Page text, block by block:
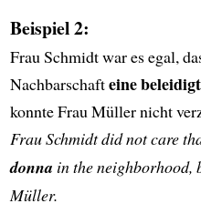
Beispiel 2:
Frau Schmidt war es egal,
Nachbarschafteine
konnte Frau Müller nicht
Frau Schmidt did not care
donna in the neighborhood,
Müller.